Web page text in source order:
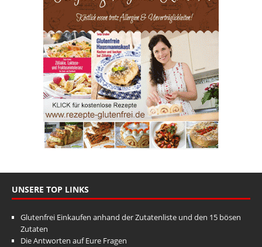
UNSERE TOP LINKS
Glutenfrei Einkaufen anhand der Zutatenliste und den 15 bösen
Zutaten
Die Antworten auf Eure Fragen